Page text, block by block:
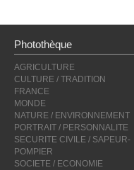
Photothèque
AGRICULTURE
CULTURE / TRADITION
FRANCE
MONDE
NATURE / ENVIRONNEMENT
PORTRAIT / PERSONNALITE
SECURITE CIVILE / SAPEUR-
POMPIER
SOCIETE / ECONOMIE